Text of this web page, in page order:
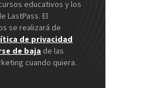
educativos y los
LastPass. El
se realizará de
de privacidad
de baja de las
cuando quiera.